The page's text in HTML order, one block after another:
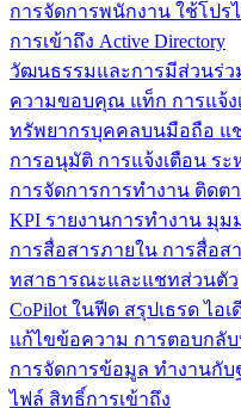
การจัดการพนักงาน ใช้โปร
การเข้าถึง Active Directory
วัฒนธรรมและการมีส่วนร่ว
ความขอบคุณ แท็ก การแจ้
ทรัพยากรบุคคลบนมือถือ แ
การอนุมัติ การแจ้งเตือน ระ
การจัดการการทำงาน ติดต
KPI รายงานการทำงาน มุ
การสื่อสารภายใน การสื่อส
ทสาธารณะและแชทส่วนตัว
CoPilot ในฟีด สรุปเธรด ไอ
แก้ไขข้อความ การตอบกลั
การจัดการข้อมูล ทำงานกับ
ไฟล์ สิทธิ์การเข้าถึง